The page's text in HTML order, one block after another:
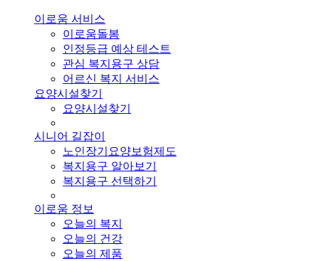
이로움 서비스
이로움돌봄
인정등급 예상 테스트
관심 복지용구 상담
어르신 복지 서비스
요양시설찾기
요양시설찾기
시니어 길잡이
노인장기요양보험제도
복지용구 알아보기
복지용구 선택하기
이로움 정보
오늘의 복지
오늘의 건강
오늘의 제품